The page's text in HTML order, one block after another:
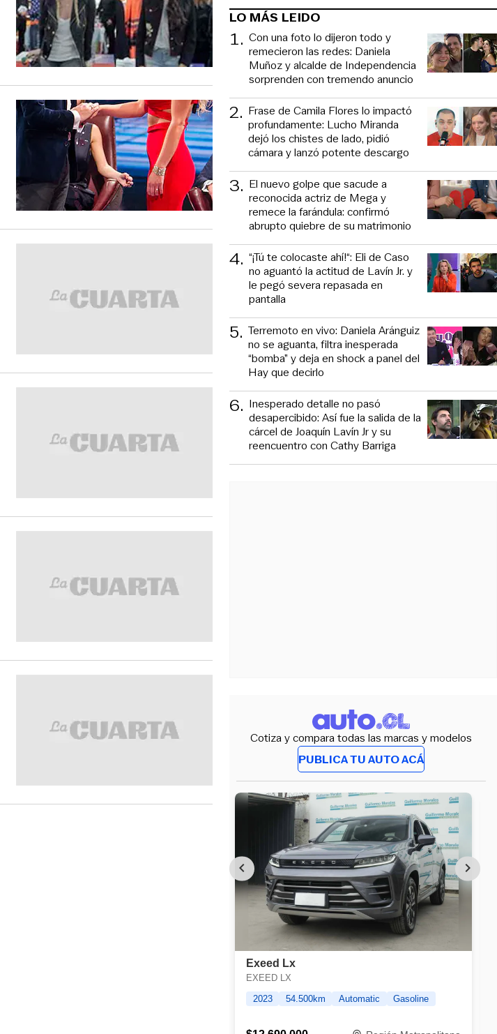
LO MÁS LEIDO
1. Con una foto lo dijeron todo y
remecieron las redes: Daniela
Muñoz y alcalde de Independencia
sorprenden con tremendo anuncio
2. Frase de Camila Flores lo impactó
profundamente: Lucho Miranda
dejó los chistes de lado, pidió
cámara y lanzó potente descargo
3. El nuevo golpe que sacude a
reconocida actriz de Mega y
remece la farándula: confirmó
abrupto quiebre de su matrimonio
4. “¡Tú te colocaste ahí!“: Eli de Caso
no aguantó la actitud de Lavín Jr. y
le pegó severa repasada en
pantalla
5. Terremoto en vivo: Daniela Aránguiz
no se aguanta, filtra inesperada
“bomba” y deja en shock a panel del
Hay que decirlo
6. Inesperado detalle no pasó
desapercibido: Así fue la salida de la
cárcel de Joaquín Lavín Jr y su
reencuentro con Cathy Barriga
Cotiza y compara todas las marcas y modelos
PUBLICA TU AUTO ACÁ